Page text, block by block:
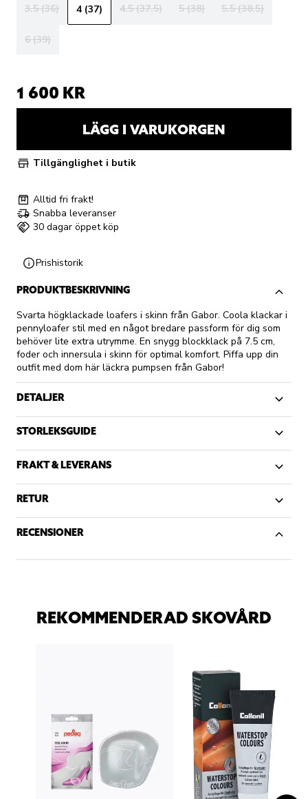
3.5 (36)
4 (37) 4.5 (37.5) 5 (38) 5.5 (38.5)
6 (39)
1 600 KR
LÄGG I VARUKORGEN
Tillgänglighet i butik
Alltid fri frakt!
Snabba leveranser
30 dagar öppet köp
Prishistorik
PRODUKTBESKRIVNING
Svarta högklackade loafers i skinn från Gabor. Coola klackar i
pennyloafer stil med en något bredare passform för dig som
behöver lite extra utrymme. En snygg blockklack på 7.5 cm,
foder och innersula i skinn för optimal komfort. Piffa upp din
outfit med dom här läckra pumpsen från Gabor!
DETALJER
STORLEKSGUIDE
FRAKT & LEVERANS
RETUR
RECENSIONER
REKOMMENDERAD SKOVÅRD